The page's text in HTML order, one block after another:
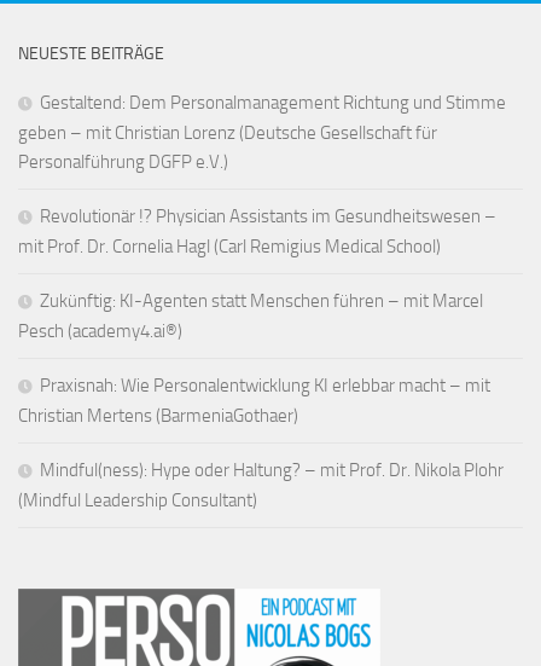
NEUESTE BEITRÄGE
Gestaltend: Dem Personalmanagement Richtung und Stimme
geben – mit Christian Lorenz (Deutsche Gesellschaft für
Personalführung DGFP e.V.)
Revolutionär !? Physician Assistants im Gesundheitswesen –
mit Prof. Dr. Cornelia Hagl (Carl Remigius Medical School)
Zukünftig: KI-Agenten statt Menschen führen – mit Marcel
Pesch (academy4.ai®)
Praxisnah: Wie Personalentwicklung KI erlebbar macht – mit
Christian Mertens (BarmeniaGothaer)
Mindful(ness): Hype oder Haltung? – mit Prof. Dr. Nikola Plohr
(Mindful Leadership Consultant)